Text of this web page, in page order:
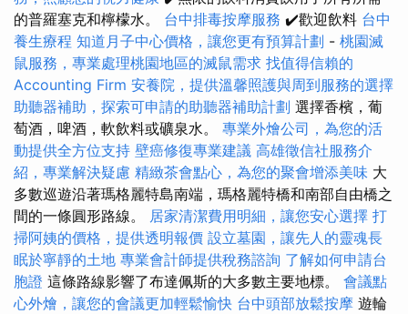
的普羅塞克和檸檬水。 台中排毒按摩服務 ✔️歡迎飲料 台中
養生療程 知道月子中心價格，讓您更有預算計劃 - 桃園滅
鼠服務，專業處理桃園地區的滅鼠需求 找值得信賴的
Accounting Firm 安養院，提供溫馨照護與周到服務的選擇
助聽器補助，探索可申請的助聽器補助計劃 選擇香檳，葡
萄酒，啤酒，軟飲料或礦泉水。 專業外燴公司，為您的活
動提供全方位支持 壁癌修復專業建議 高雄徵信社服務介
紹，專業解決疑慮 精緻茶會點心，為您的聚會增添美味 大
多數巡遊沿著瑪格麗特島南端，瑪格麗特橋和南部自由橋之
間的一條圓形路線。 居家清潔費用明細，讓您安心選擇 打
掃阿姨的價格，提供透明報價 設立墓園，讓先人的靈魂長
眠於寧靜的土地 專業會計師提供稅務諮詢 了解如何申請台
胞證 這條路線影響了布達佩斯的大多數主要地標。 會議點
心外燴，讓您的會議更加輕鬆愉快 台中頭部放鬆按摩 遊輪